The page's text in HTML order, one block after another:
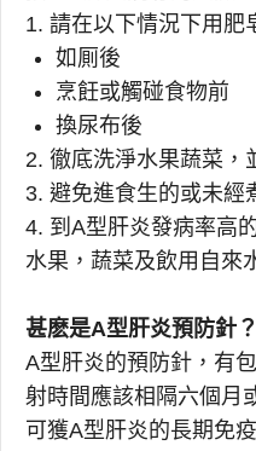
1. 請在以下情況下用肥
如厠後
烹飪或觸碰食物前
換尿布後
2. 徹底洗淨水果蔬菜，
3. 避免進食生的或未經
4. 到A型肝炎發病率高
水果，蔬菜及飲用自來
甚麽是A型肝炎預防針？
A型肝炎的預防針，有
射時間應該相隔六個月
可獲A型肝炎的長期免